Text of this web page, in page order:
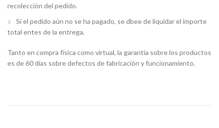
recolección del pedido.
Si el pedido aún no se ha pagado, se dbee de liquidar el importe
total entes de la entrega.
Tanto en compra física como virtual, la garantía sobre los productos
es de 60 días sobre defectos de fabricación y funcionamiento.